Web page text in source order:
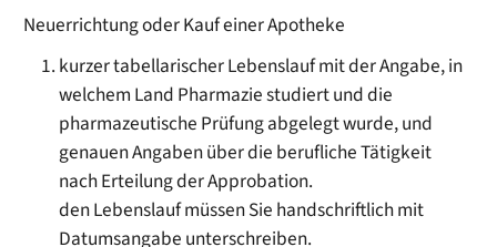
Neuerrichtung oder Kauf einer Apotheke
kurzer tabellarischer Lebenslauf mit der Angabe, in
welchem Land Pharmazie studiert und die
pharmazeutische Prüfung abgelegt wurde, und
genauen Angaben über die berufliche Tätigkeit
nach Erteilung der Approbation.
den Lebenslauf müssen Sie handschriftlich mit
Datumsangabe unterschreiben.